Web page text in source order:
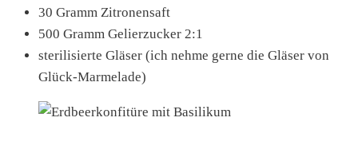
30 Gramm Zitronensaft
500 Gramm Gelierzucker 2:1
sterilisierte Gläser (ich nehme gerne die Gläser von
Glück-Marmelade)